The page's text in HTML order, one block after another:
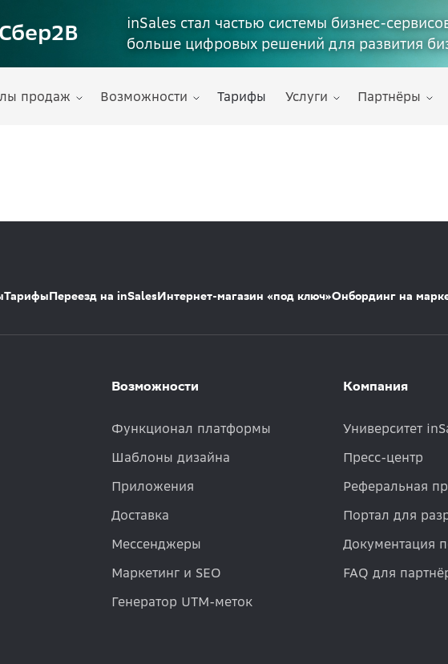
inSales стал частью системы бизнес-
больше цифровых решений для развития
продаж Возможности Тарифы Услуги Партнёры
ТарифыПереезд на inSalesИнтернет-магазин «под ключ»Онбординг на
Возможности
Функционал платформы
Шаблоны дизайна
Приложения
Доставка
Мессенджеры
Маркетинг и SEO
Генератор UTM-меток
Компания
Университет
Пресс-центр
Реферальная
Портал для
Документация
FAQ для